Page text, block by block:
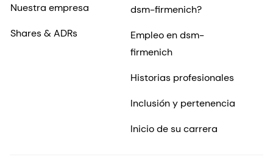
Nuestra empresa
Shares & ADRs
dsm-firmenich?
Empleo en dsm-
firmenich
Historias profesionales
Inclusión y pertenencia
Inicio de su carrera